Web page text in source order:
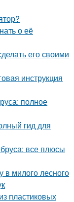
о её
его своими
инструкция
полное
гид для
все плюсы
в милого лесного
пластиковых